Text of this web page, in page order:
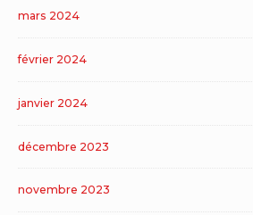
mars 2024
février 2024
janvier 2024
décembre 2023
novembre 2023